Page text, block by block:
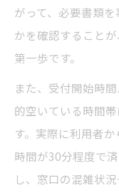
がって、必要書類
かを確認すること
第一歩です。
また、受付開始時
的空いている時間
す。実際に利用者
時間が30分程度で
し、窓口の混雑状